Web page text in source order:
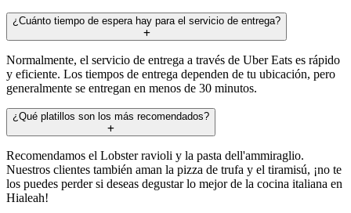
¿Cuánto tiempo de espera hay para el servicio de entrega?
Normalmente, el servicio de entrega a través de Uber Eats es rápido
y eficiente. Los tiempos de entrega dependen de tu ubicación, pero
generalmente se entregan en menos de 30 minutos.
¿Qué platillos son los más recomendados?
Recomendamos el Lobster ravioli y la pasta dell'ammiraglio.
Nuestros clientes también aman la pizza de trufa y el tiramisú, ¡no te
los puedes perder si deseas degustar lo mejor de la cocina italiana en
Hialeah!